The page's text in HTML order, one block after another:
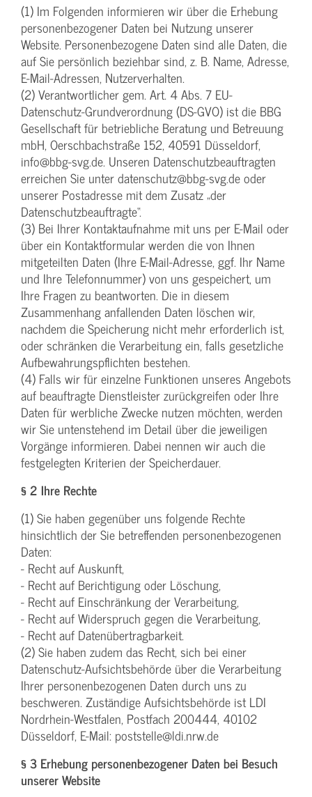
(1) Im Folgenden informieren wir über die Erhebung
personenbezogener Daten bei Nutzung unserer
Website. Personenbezogene Daten sind alle Daten, die
auf Sie persönlich beziehbar sind, z. B. Name, Adresse,
E-Mail-Adressen, Nutzerverhalten.
(2) Verantwortlicher gem. Art. 4 Abs. 7 EU-
Datenschutz-Grundverordnung (DS-GVO) ist die BBG
Gesellschaft für betriebliche Beratung und Betreuung
mbH, Oerschbachstraße 152, 40591 Düsseldorf,
info@bbg-svg.de. Unseren Datenschutzbeauftragten
erreichen Sie unter datenschutz@bbg-svg.de oder
unserer Postadresse mit dem Zusatz „der
Datenschutzbeauftragte“.
(3) Bei Ihrer Kontaktaufnahme mit uns per E-Mail oder
über ein Kontaktformular werden die von Ihnen
mitgeteilten Daten (Ihre E-Mail-Adresse, ggf. Ihr Name
und Ihre Telefonnummer) von uns gespeichert, um
Ihre Fragen zu beantworten. Die in diesem
Zusammenhang anfallenden Daten löschen wir,
nachdem die Speicherung nicht mehr erforderlich ist,
oder schränken die Verarbeitung ein, falls gesetzliche
Aufbewahrungspflichten bestehen.
(4) Falls wir für einzelne Funktionen unseres Angebots
auf beauftragte Dienstleister zurückgreifen oder Ihre
Daten für werbliche Zwecke nutzen möchten, werden
wir Sie untenstehend im Detail über die jeweiligen
Vorgänge informieren. Dabei nennen wir auch die
festgelegten Kriterien der Speicherdauer.
§ 2 Ihre Rechte
(1) Sie haben gegenüber uns folgende Rechte
hinsichtlich der Sie betreffenden personenbezogenen
Daten:
- Recht auf Auskunft,
- Recht auf Berichtigung oder Löschung,
- Recht auf Einschränkung der Verarbeitung,
- Recht auf Widerspruch gegen die Verarbeitung,
- Recht auf Datenübertragbarkeit.
(2) Sie haben zudem das Recht, sich bei einer
Datenschutz-Aufsichtsbehörde über die Verarbeitung
Ihrer personenbezogenen Daten durch uns zu
beschweren. Zuständige Aufsichtsbehörde ist LDI
Nordrhein-Westfalen, Postfach 200444, 40102
Düsseldorf, E-Mail: poststelle@ldi.nrw.de
§ 3 Erhebung personenbezogener Daten bei Besuch
unserer Website